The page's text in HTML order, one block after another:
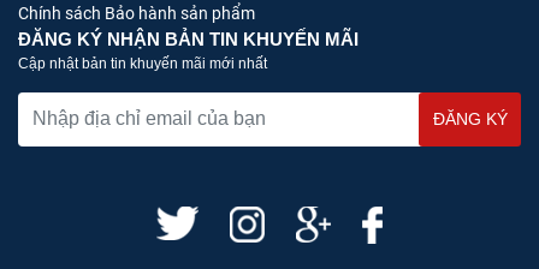
Chính sách Bảo hành sản phẩm
ĐĂNG KÝ NHẬN BẢN TIN KHUYẾN MÃI
Cập nhật bản tin khuyến mãi mới nhất